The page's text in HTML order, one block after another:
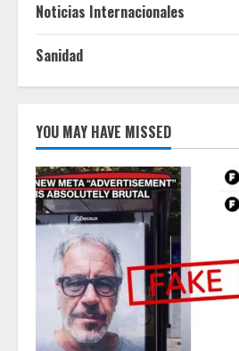
Noticias Internacionales
Sanidad
YOU MAY HAVE MISSED